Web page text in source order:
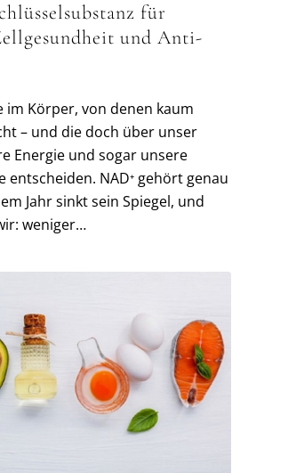
für
und Anti-
im Körper, von denen kaum
– und die doch über unser
Energie und sogar unsere
entscheiden. NAD⁺ gehört genau
Jahr sinkt sein Spiegel, und
weniger…